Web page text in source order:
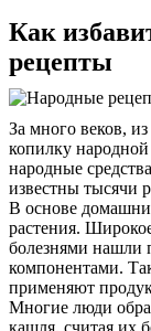
Как
рецепты
За много веков,
копилку
народные
известны тысячи
В основе
растения.
болезнями нашли
компонентами.
применяют
Многие люди
кашля, считая их